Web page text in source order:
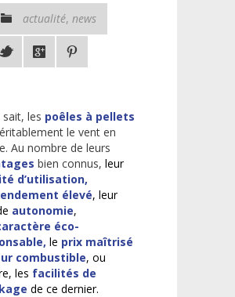
actualité, news
sait, les poêles à pellets
le vent en
Au nombre de leurs
bien connus, leur
d’utilisation,
élevé, leur
autonomie,
éco-
le prix maîtrisé
combustible, ou
les facilités de
de ce dernier.